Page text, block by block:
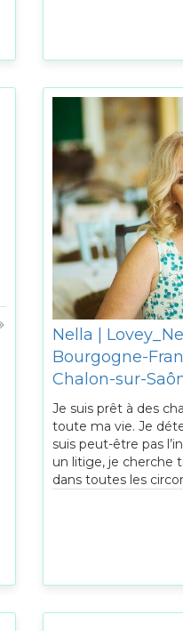
Nella |
Bourgogne-
Chalon-sur-
Je suis prêt à des
toute ma vie. Je
suis peut-être pas
un litige, je cherche
dans toutes les